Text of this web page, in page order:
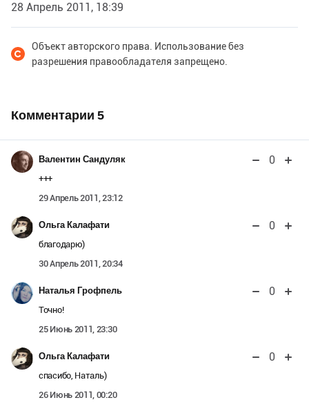
28 Апрель 2011, 18:39
Объект авторского права. Использование без
разрешения правообладателя запрещено.
Комментарии 5
Валентин Сандуляк 0
+++
29 Апрель 2011, 23:12
Ольга Калафати 0
благодарю)
30 Апрель 2011, 20:34
Наталья Грофпель 0
Точно!
25 Июнь 2011, 23:30
Ольга Калафати 0
спасибо, Наталь)
26 Июнь 2011, 00:20